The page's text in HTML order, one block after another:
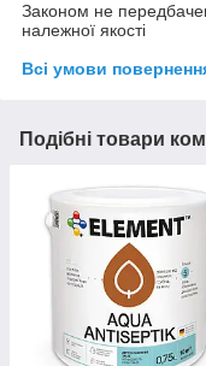
Законом не
належної якості
Всі умови
Подібні товари